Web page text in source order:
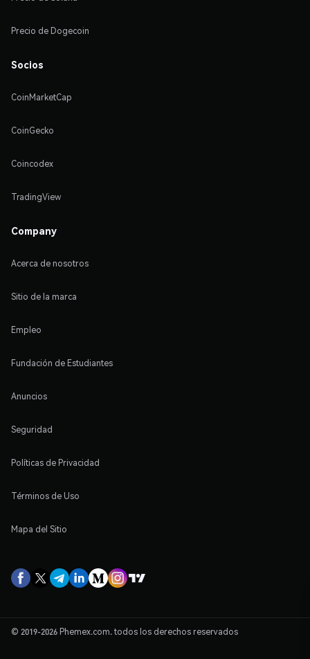
Precio de Dogecoin
Socios
CoinMarketCap
CoinGecko
Coincodex
TradingView
Company
Acerca de nosotros
Sitio de la marca
Empleo
Fundación de Estudiantes
Anuncios
Seguridad
Políticas de Privacidad
Términos de Uso
Mapa del Sitio
© 2019-2026 Phemex.com. todos los derechos reservados